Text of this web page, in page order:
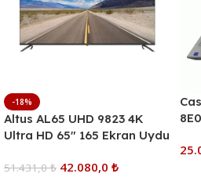
-18%
Altus AL65 UHD 9823 4K
Ultra HD 65″ 165 Ekran Uydu
51.431,0₺ 42.080,0 ₺